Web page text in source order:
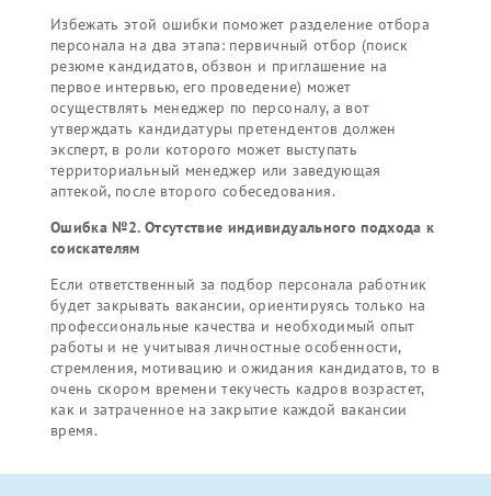
Избежать этой ошибки поможет разделение отбора
персонала на два этапа: первичный отбор (поиск
резюме кандидатов, обзвон и приглашение на
первое интервью, его проведение) может
осуществлять менеджер по персоналу, а вот
утверждать кандидатуры претендентов должен
эксперт, в роли которого может выступать
территориальный менеджер или заведующая
аптекой, после второго собеседования.
Ошибка №2. Отсутствие индивидуального подхода к
соискателям
Если ответственный за подбор персонала работник
будет закрывать вакансии, ориентируясь только на
профессиональные качества и необходимый опыт
работы и не учитывая личностные особенности,
стремления, мотивацию и ожидания кандидатов, то в
очень скором времени текучесть кадров возрастет,
как и затраченное на закрытие каждой вакансии
время.